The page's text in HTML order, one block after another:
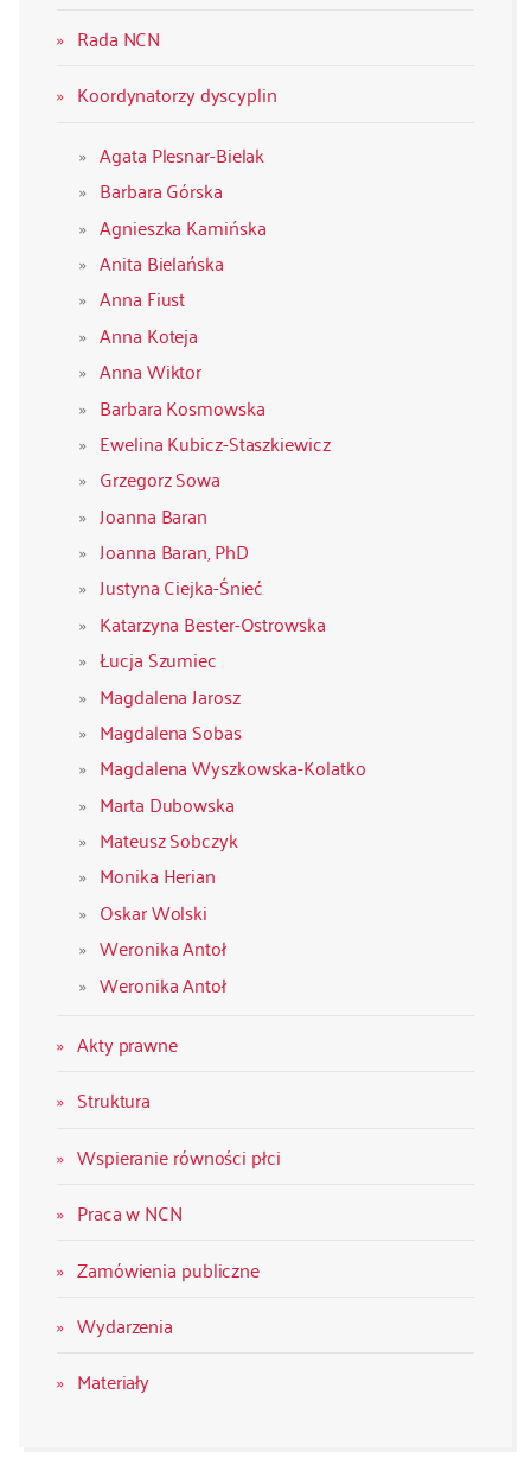
Rada NCN
Koordynatorzy dyscyplin
Agata Plesnar-Bielak
Barbara Górska
Agnieszka Kamińska
Anita Bielańska
Anna Fiust
Anna Koteja
Anna Wiktor
Barbara Kosmowska
Ewelina Kubicz-Staszkiewicz
Grzegorz Sowa
Joanna Baran
Joanna Baran, PhD
Justyna Ciejka-Śnieć
Katarzyna Bester-Ostrowska
Łucja Szumiec
Magdalena Jarosz
Magdalena Sobas
Magdalena Wyszkowska-Kolatko
Marta Dubowska
Mateusz Sobczyk
Monika Herian
Oskar Wolski
Weronika Antoł
Weronika Antoł
Akty prawne
Struktura
Wspieranie równości płci
Praca w NCN
Zamówienia publiczne
Wydarzenia
Materiały